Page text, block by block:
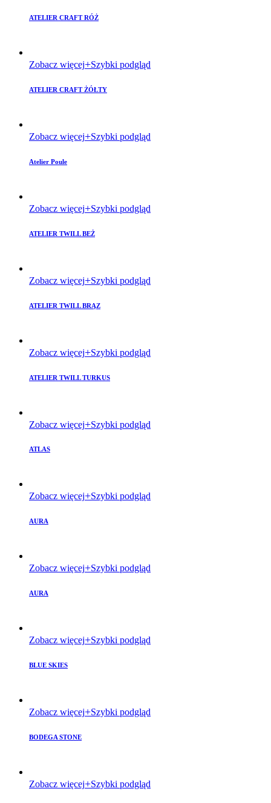
ATELIER CRAFT RÓŻ
Zobacz więcej Szybki podgląd
ATELIER CRAFT ŻÓŁTY
Zobacz więcej Szybki podgląd
Atelier Poule
Zobacz więcej Szybki podgląd
ATELIER TWILL BEŻ
Zobacz więcej Szybki podgląd
ATELIER TWILL BRĄZ
Zobacz więcej Szybki podgląd
ATELIER TWILL TURKUS
Zobacz więcej Szybki podgląd
ATLAS
Zobacz więcej Szybki podgląd
AURA
Zobacz więcej Szybki podgląd
AURA
Zobacz więcej Szybki podgląd
BLUE SKIES
Zobacz więcej Szybki podgląd
BODEGA STONE
Zobacz więcej Szybki podgląd